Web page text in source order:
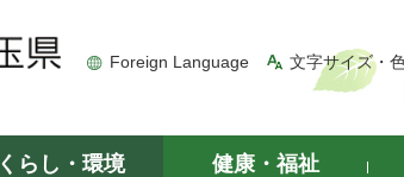
Foreign Language 文字サイズ・
くらし・環境 健康・福祉